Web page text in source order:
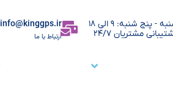
- پنج شنبه: 9 الی 18
مشتریان 24/7
info@kinggps.ir
ارتباط با ما